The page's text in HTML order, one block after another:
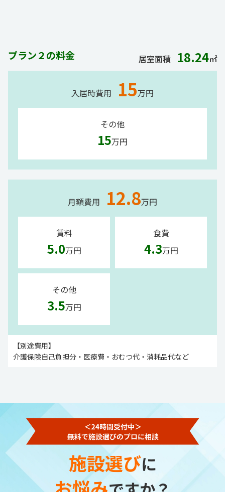
プラン２の料金 居室面積 18.24㎡
入居時費用 15万円
その他
15万円
月額費用 12.8万円
賃料
5.0万円
食費
4.3万円
その他
3.5万円
【別途費用】
介護保険自己負担分・医療費・おむつ代・消耗品代など
施設選びに